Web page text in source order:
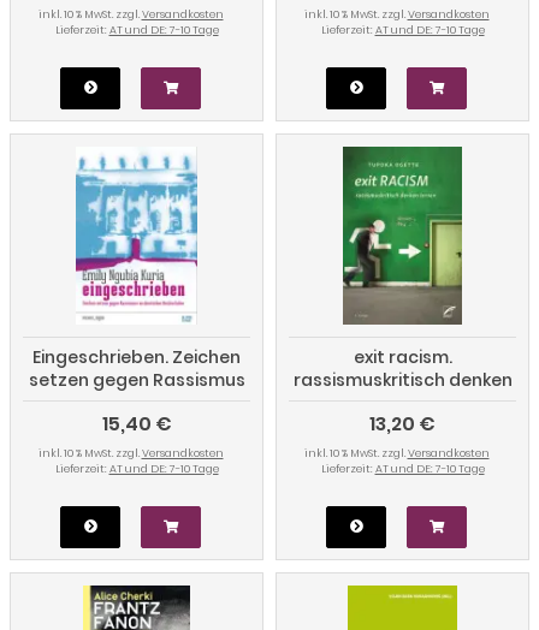
inkl. 10 % MwSt. zzgl.Versandkosten
Lieferzeit: AT und DE: 7-10 Tage
inkl. 10 % MwSt. zzgl.Versandkosten
Lieferzeit: AT und DE: 7-10 Tage
Eingeschrieben. Zeichen
setzen gegen Rassismus
an deutschen
Hochschulen
15,40 €
inkl. 10 % MwSt. zzgl.Versandkosten
Lieferzeit: AT und DE: 7-10 Tage
exit racism.
rassismuskritisch denken
lernen
13,20 €
inkl. 10 % MwSt. zzgl.Versandkosten
Lieferzeit: AT und DE: 7-10 Tage